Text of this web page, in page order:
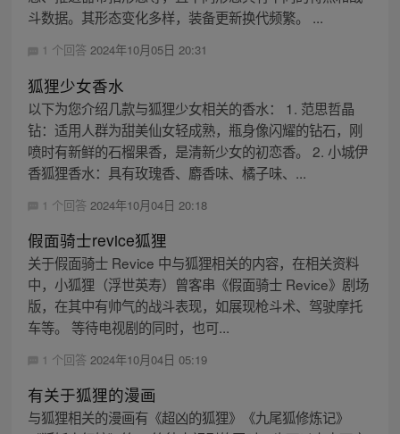
斗数据。其形态变化多样，装备更新换代频繁。 ...
1 个回答 2024年10月05日 20:31
狐狸少女香水
以下为您介绍几款与狐狸少女相关的香水： 1. 范思哲晶
钻：适用人群为甜美仙女轻成熟，瓶身像闪耀的钻石，刚
喷时有新鲜的石榴果香，是清新少女的初恋香。 2. 小城伊
香狐狸香水：具有玫瑰香、麝香味、橘子味、...
1 个回答 2024年10月04日 20:18
假面骑士revice狐狸
关于假面骑士 Revice 中与狐狸相关的内容，在相关资料
中，小狐狸（浮世英寿）曾客串《假面骑士 Revice》剧场
版，在其中有帅气的战斗表现，如展现枪斗术、驾驶摩托
车等。 等待电视剧的同时，也可...
1 个回答 2024年10月04日 05:19
有关于狐狸的漫画
与狐狸相关的漫画有《超凶的狐狸》《九尾狐修炼记》